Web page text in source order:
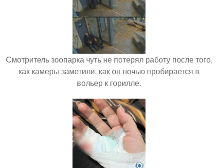
Смотритель зоопарка чуть не потерял работу после того,
как камеры заметили, как он ночью пробирается в
вольер к горилле.